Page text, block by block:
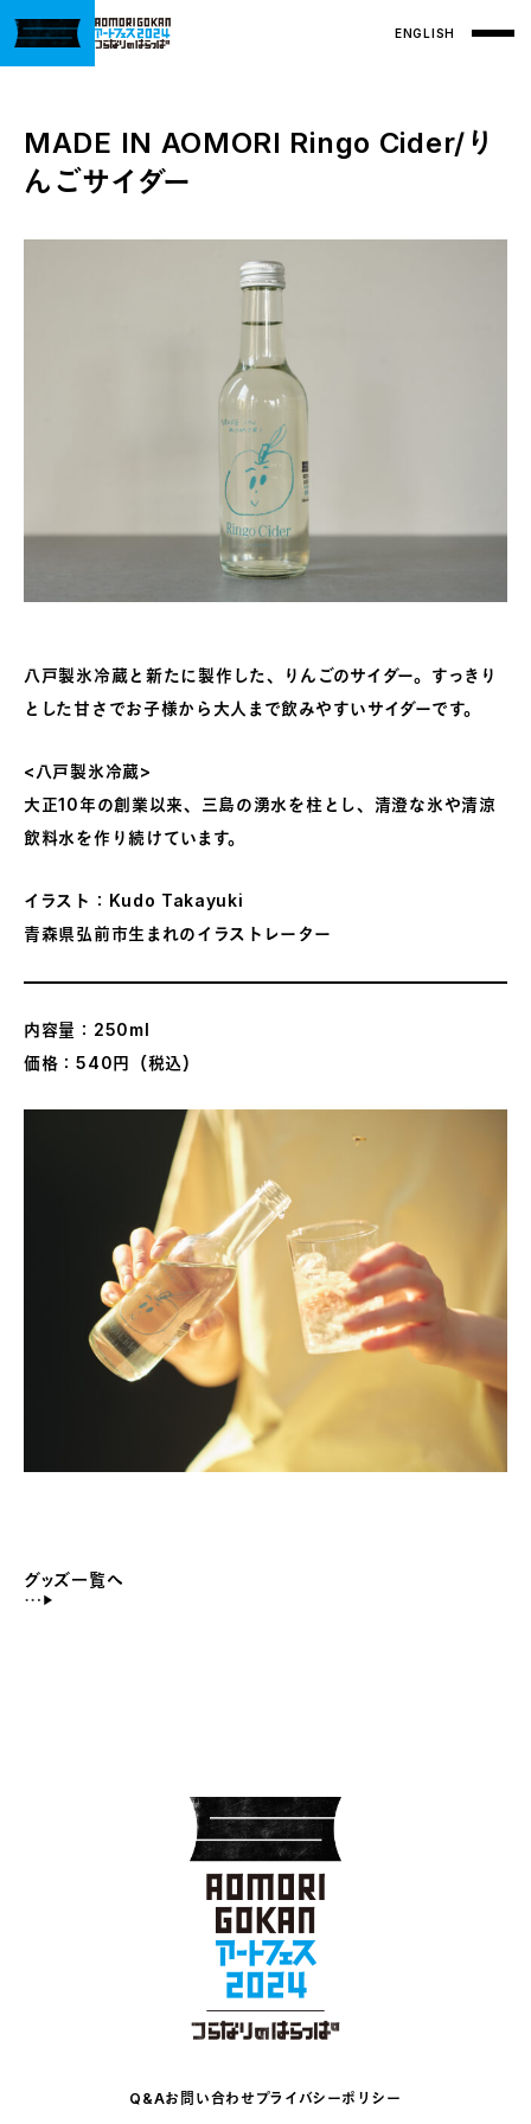
ENGLISH
MADE IN AOMORI Ringo Cider/り
んごサイダー
八戸製氷冷蔵と新たに製作した、りんごのサイダー。すっきり
とした甘さでお子様から大人まで飲みやすいサイダーです。
<八戸製氷冷蔵>
大正10年の創業以来、三島の湧水を柱とし、清澄な氷や清涼
飲料水を作り続けています。
イラスト：Kudo Takayuki
⻘森県弘前市⽣まれのイラストレーター
内容量：250ml
価格：540円（税込）
グッズ一覧へ
Q&Aお問い合わせ プライバシーポリシー